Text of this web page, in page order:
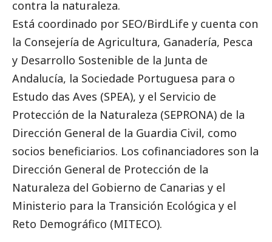
contra la naturaleza.
Está coordinado por SEO/BirdLife y cuenta con
la Consejería de Agricultura, Ganadería, Pesca
y Desarrollo Sostenible de la Junta de
Andalucía, la Sociedade Portuguesa para o
Estudo das Aves (SPEA), y el Servicio de
Protección de la Naturaleza (SEPRONA) de la
Dirección General de la Guardia Civil, como
socios beneficiarios. Los cofinanciadores son la
Dirección General de Protección de la
Naturaleza del Gobierno de Canarias y el
Ministerio para la Transición Ecológica y el
Reto Demográfico (MITECO).